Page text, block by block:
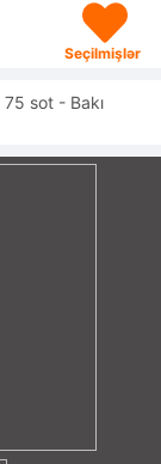
Seçilmişlər
75 sot - Bakı